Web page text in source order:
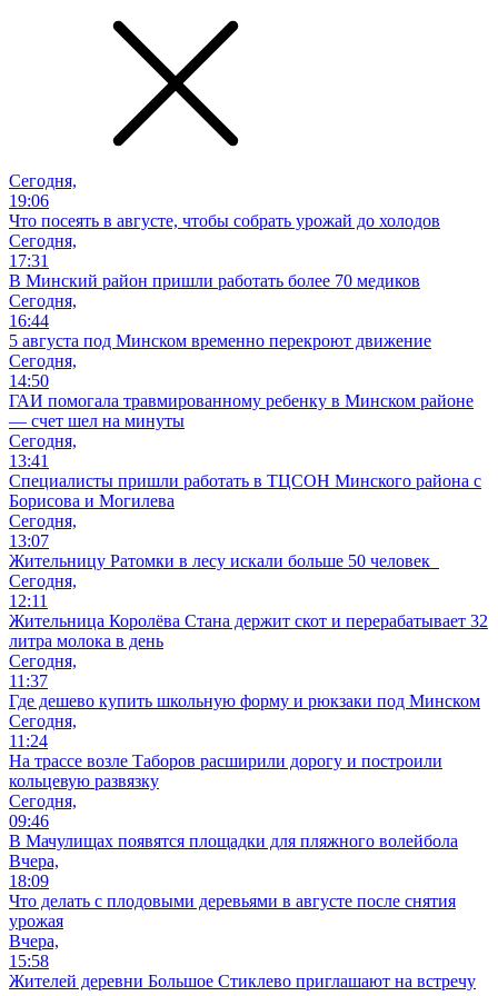
Сегодня,
19:06
Что посеять в августе, чтобы собрать урожай до холодов
Сегодня,
17:31
В Минский район пришли работать более 70 медиков
Сегодня,
16:44
5 августа под Минском временно перекроют движение
Сегодня,
14:50
ГАИ помогала травмированному ребенку в Минском районе
— счет шел на минуты
Сегодня,
13:41
Специалисты пришли работать в ТЦСОН Минского района с
Борисова и Могилева
Сегодня,
13:07
Жительницу Ратомки в лесу искали больше 50 человек
Сегодня,
12:11
Жительница Королёва Стана держит скот и перерабатывает 32
литра молока в день
Сегодня,
11:37
Где дешево купить школьную форму и рюкзаки под Минском
Сегодня,
11:24
На трассе возле Таборов расширили дорогу и построили
кольцевую развязку
Сегодня,
09:46
В Мачулищах появятся площадки для пляжного волейбола
Вчера,
18:09
Что делать с плодовыми деревьями в августе после снятия
урожая
Вчера,
15:58
Жителей деревни Большое Стиклево приглашают на встречу